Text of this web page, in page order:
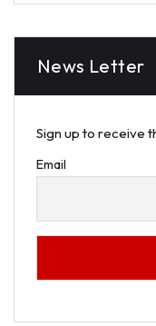
News Letter
Sign up to receive
Email